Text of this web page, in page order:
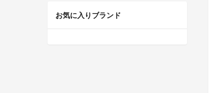
お気に入りブランド